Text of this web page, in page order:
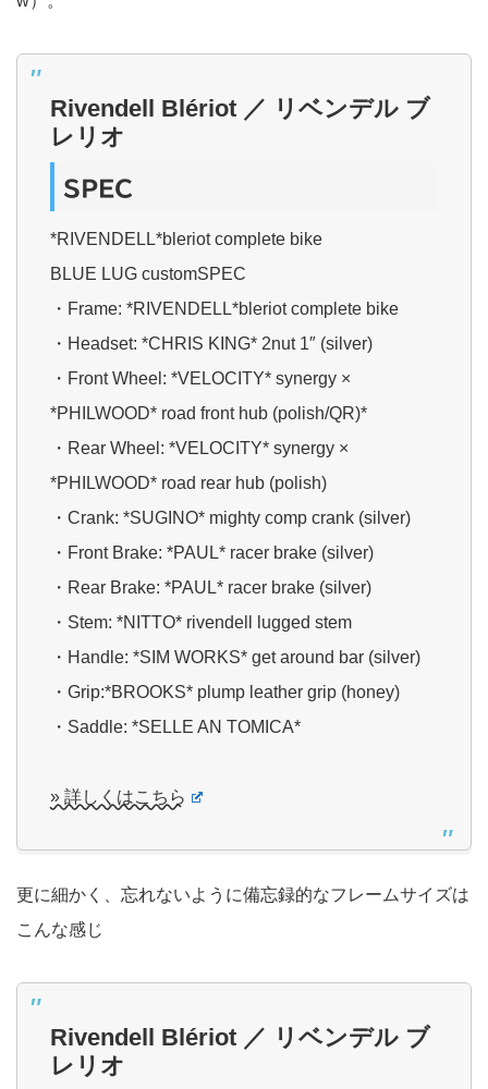
Rivendell Blériot ／ リベンデル ブ
レリオ
SPEC
*RIVENDELL*bleriot complete bike
BLUE LUG customSPEC
・Frame: *RIVENDELL*bleriot complete bike
・Headset: *CHRIS KING* 2nut 1″ (silver)
・Front Wheel: *VELOCITY* synergy ×
*PHILWOOD* road front hub (polish/QR)*
・Rear Wheel: *VELOCITY* synergy ×
*PHILWOOD* road rear hub (polish)
・Crank: *SUGINO* mighty comp crank (silver)
・Front Brake: *PAUL* racer brake (silver)
・Rear Brake: *PAUL* racer brake (silver)
・Stem: *NITTO* rivendell lugged stem
・Handle: *SIM WORKS* get around bar (silver)
・Grip:*BROOKS* plump leather grip (honey)
・Saddle: *SELLE AN TOMICA*
» 詳しくはこちら
更に細かく、忘れないように備忘録的なフレームサイズは
こんな感じ
Rivendell Blériot ／ リベンデル ブ
レリオ